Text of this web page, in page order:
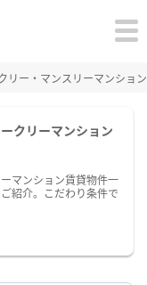
リー・マンスリーマンショ
クリーマンション
マンション賃貸物件一
紹介。こだわり条件で